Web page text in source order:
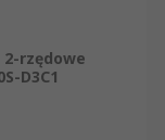
2-rzędowe
D3C1